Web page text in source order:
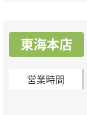
東海本店
営業時間